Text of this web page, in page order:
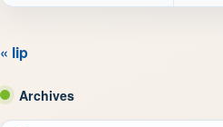
« lip
Archives